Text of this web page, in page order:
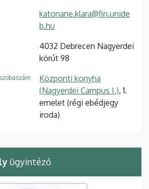
katonane.klara@fin.unide
b.hu
4032 Debrecen Nagyerdei
körút 98
Központi konyha
(Nagyerdei Campus I.), 1.
emelet (régi ebédjegy
iroda)
ügyintéző